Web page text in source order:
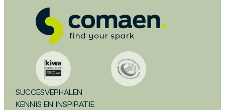
SUCCESVERHALEN
KENNIS EN INSPIRATIE